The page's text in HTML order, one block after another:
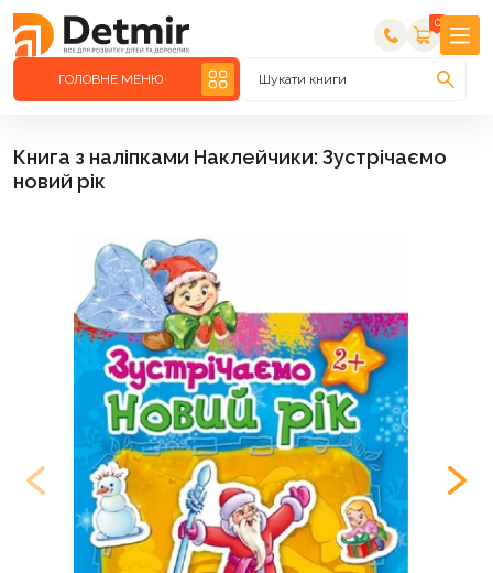
0
ГОЛОВНЕ МЕНЮ Шукати книги
Книга з наліпками Наклейчики: Зустрічаємо
новий рік